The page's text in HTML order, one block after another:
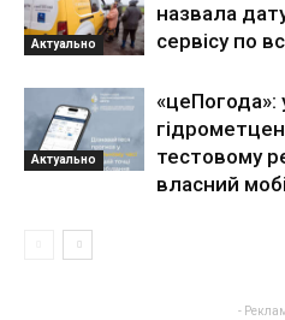
Актуально
назвала
сервісу по
Актуально
«цеПогода»:
тестовому
власний
-